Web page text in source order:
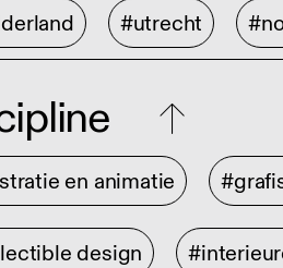
#utrecht
en animatie
design